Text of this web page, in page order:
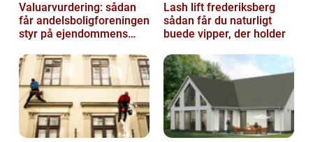
Valuarvurdering: sådan
får andelsboligforeningen
styr på ejendommens
Lash lift frederiksberg
sådan får du naturligt
buede vipper, der holder